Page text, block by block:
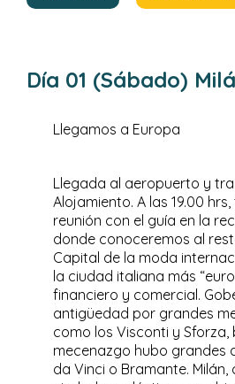
Día 01 (Sábado)
Llegamos a Europa
Llegada al aeropuerto y
Alojamiento. A las 19.00
reunión con el guía en la
donde conoceremos al
Capital de la moda
la ciudad italiana más
financiero y comercial.
antigüedad por grandes
como los Visconti y Sforza,
mecenazgo hubo grandes
da Vinci o Bramante.